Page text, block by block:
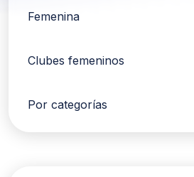
Femenina
Clubes femeninos
Por categorías